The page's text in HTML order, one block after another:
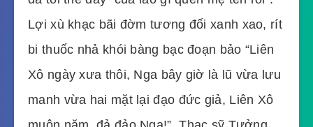
Lợi xù khạc bãi đờm tương đối xanh xao, rít
bi thuốc nhả khói bàng bạc đoạn bảo “Liên
Xô ngày xưa thôi, Nga bây giờ là lũ vừa lưu
manh vừa hai mặt lại đạo đức giả, Liên Xô